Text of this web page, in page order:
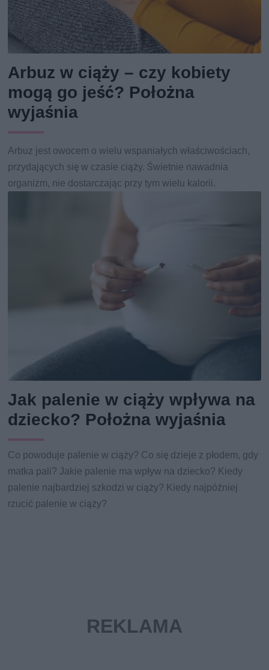
Arbuz w ciąży – czy kobiety
mogą go jeść? Położna
wyjaśnia
Arbuz jest owocem o wielu wspaniałych właściwościach,
przydających się w czasie ciąży. Świetnie nawadnia
organizm, nie dostarczając przy tym wielu kalorii.
Jak palenie w ciąży wpływa na
dziecko? Położna wyjaśnia
Co powoduje palenie w ciąży? Co się dzieje z płodem, gdy
matka pali? Jakie palenie ma wpływ na dziecko? Kiedy
palenie najbardziej szkodzi w ciąży? Kiedy najpóźniej
rzucić palenie w ciąży?